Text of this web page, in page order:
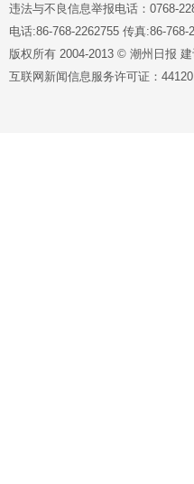
违法与不良信息举报电话：0768-
电话:86-768-2262755 传真:86-
版权所有 2004-2013 © 潮州日报
互联网新闻信息服务许可证：